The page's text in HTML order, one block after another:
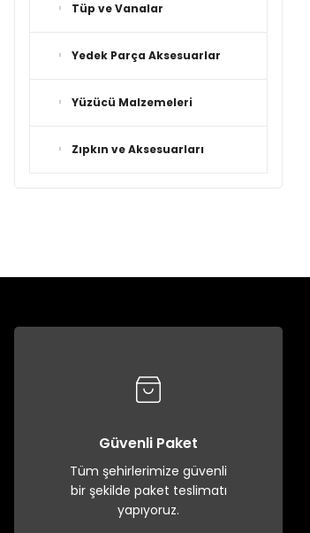
Tüp ve Vanalar
Yedek Parça Aksesuarlar
Yüzücü Malzemeleri
Zıpkın ve Aksesuarları
Güvenli Paket
Tüm şehirlerimize güvenli
bir şekilde paket teslimatı
yapıyoruz.